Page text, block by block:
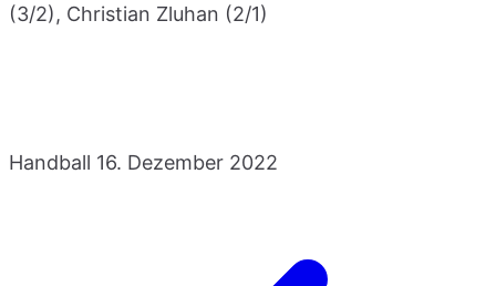
(3/2), Christian Zluhan (2/1)
Handball 16. Dezember 2022